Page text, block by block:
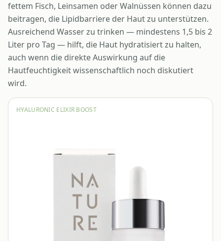
fettem Fisch, Leinsamen oder Walnüssen können dazu
beitragen, die Lipidbarriere der Haut zu unterstützen.
Ausreichend Wasser zu trinken — mindestens 1,5 bis 2
Liter pro Tag — hilft, die Haut hydratisiert zu halten,
auch wenn die direkte Auswirkung auf die
Hautfeuchtigkeit wissenschaftlich noch diskutiert
wird.
HYALURONIC ELIXIR BOOST